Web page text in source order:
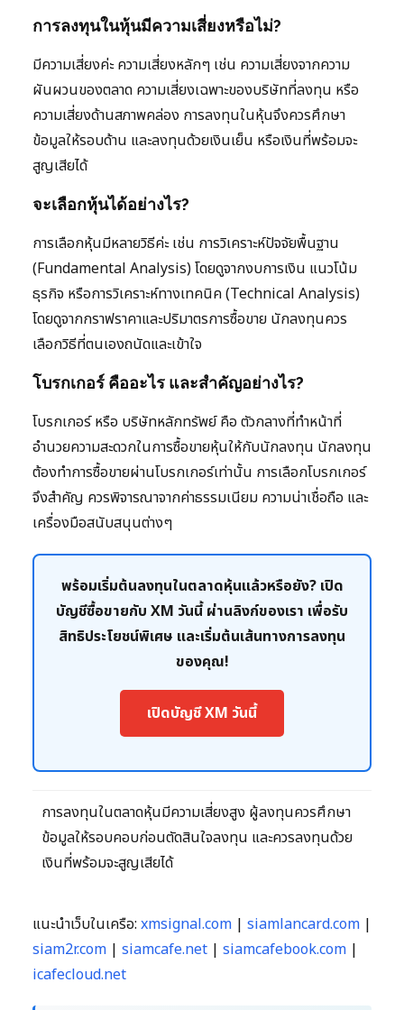
การลงทุนในหุ้นมีความเสี่ยงหรือไม่?
มีความเสี่ยงค่ะ ความเสี่ยงหลักๆ เช่น ความเสี่ยงจากความ
ผันผวนของตลาด ความเสี่ยงเฉพาะของบริษัทที่ลงทุน หรือ
ความเสี่ยงด้านสภาพคล่อง การลงทุนในหุ้นจึงควรศึกษา
ข้อมูลให้รอบด้าน และลงทุนด้วยเงินเย็น หรือเงินที่พร้อมจะ
สูญเสียได้
จะเลือกหุ้นได้อย่างไร?
การเลือกหุ้นมีหลายวิธีค่ะ เช่น การวิเคราะห์ปัจจัยพื้นฐาน
(Fundamental Analysis) โดยดูจากงบการเงิน แนวโน้ม
ธุรกิจ หรือการวิเคราะห์ทางเทคนิค (Technical Analysis)
โดยดูจากกราฟราคาและปริมาตรการซื้อขาย นักลงทุนควร
เลือกวิธีที่ตนเองถนัดและเข้าใจ
โบรกเกอร์ คืออะไร และสำคัญอย่างไร?
โบรกเกอร์ หรือ บริษัทหลักทรัพย์ คือ ตัวกลางที่ทำหน้าที่
อำนวยความสะดวกในการซื้อขายหุ้นให้กับนักลงทุน นักลงทุน
ต้องทำการซื้อขายผ่านโบรกเกอร์เท่านั้น การเลือกโบรกเกอร์
จึงสำคัญ ควรพิจารณาจากค่าธรรมเนียม ความน่าเชื่อถือ และ
เครื่องมือสนับสนุนต่างๆ
พร้อมเริ่มต้นลงทุนในตลาดหุ้นแล้วหรือยัง? เปิด
บัญชีซื้อขายกับ XM วันนี้ ผ่านลิงก์ของเรา เพื่อรับ
สิทธิประโยชน์พิเศษ และเริ่มต้นเส้นทางการลงทุน
ของคุณ!
เปิดบัญชี XM วันนี้
การลงทุนในตลาดหุ้นมีความเสี่ยงสูง ผู้ลงทุนควรศึกษา
ข้อมูลให้รอบคอบก่อนตัดสินใจลงทุน และควรลงทุนด้วย
เงินที่พร้อมจะสูญเสียได้
แนะนำเว็บในเครือ: xmsignal.com | siamlancard.com |
siam2r.com | siamcafe.net | siamcafebook.com |
icafecloud.net